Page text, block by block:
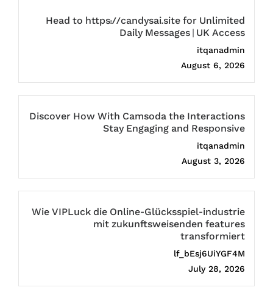
Head to https://candysai.site for Unlimited
Daily Messages | UK Access
itqanadmin
August 6, 2026
Discover How With Camsoda the Interactions
Stay Engaging and Responsive
itqanadmin
August 3, 2026
Wie VIPLuck die Online-Glücksspiel-industrie
mit zukunftsweisenden features
transformiert
lf_bEsj6UiYGF4M
July 28, 2026